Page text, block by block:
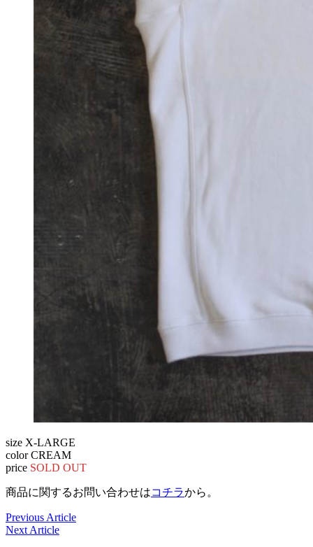
size X-LARGE
color CREAM
price SOLD OUT
商品に関するお問い合わせはコチラから。
Previous Article
Next Article